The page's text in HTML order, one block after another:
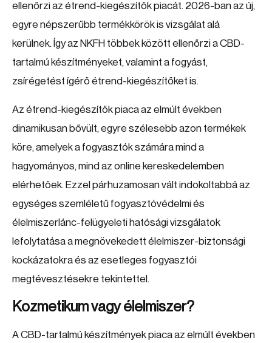
ellenőrzi az étrend-kiegészítők piacát. 2026-ban az új,
egyre népszerűbb termékkörök is vizsgálat alá
kerülnek. Így az NKFH többek között ellenőrzi a CBD-
tartalmú készítményeket, valamint a fogyást,
zsírégetést ígérő étrend-kiegészítőket is.
Az étrend-kiegészítők piaca az elmúlt években
dinamikusan bővült, egyre szélesebb azon termékek
köre, amelyek a fogyasztók számára mind a
hagyományos, mind az online kereskedelemben
elérhetőek. Ezzel párhuzamosan vált indokoltabbá az
egységes szemléletű fogyasztóvédelmi és
élelmiszerlánc-felügyeleti hatósági vizsgálatok
lefolytatása a megnövekedett élelmiszer-biztonsági
kockázatokra és az esetleges fogyasztói
megtévesztésekre tekintettel.
Kozmetikum vagy élelmiszer?
A CBD-tartalmú készítmények piaca az elmúlt években